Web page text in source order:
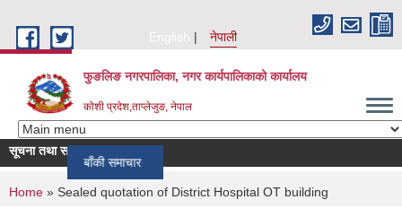
English
नेपाली
फुङलिङ नगरपालिका, नगर कार्यपालिकाको कार्यालय
कोशी प्रदेश,ताप्लेजुङ, नेपाल
सूचना तथा समाचार
बाँकी समाचार
You are here
Home » Sealed quotation of District Hospital OT building